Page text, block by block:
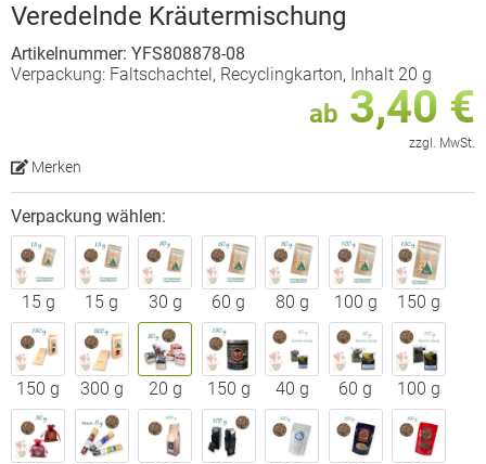
Veredelnde Kräutermischung
Artikelnummer: YFS808878-08
Verpackung: Faltschachtel, Recyclingkarton, Inhalt 20 g
ab 3,40 €
zzgl. MwSt.
Merken
Verpackung wählen:
15 g 15 g 30 g 60 g 80 g 100 g 150 g
150 g 300 g 20 g 150 g 40 g 60 g 100 g